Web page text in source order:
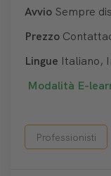
Avvio Sempre
Prezzo
Lingue Italiano,
Modalità E-
Professionisti